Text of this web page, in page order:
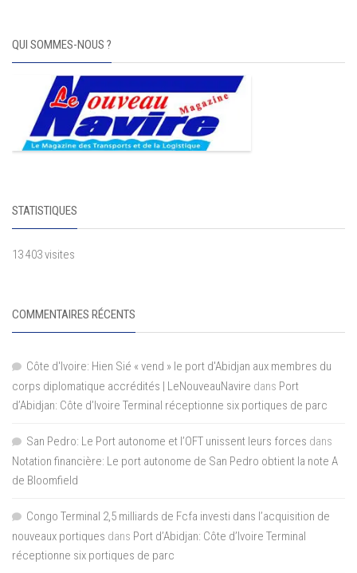
QUI SOMMES-NOUS ?
STATISTIQUES
13 403 visites
COMMENTAIRES RÉCENTS
Côte d'Ivoire: Hien Sié « vend » le port d'Abidjan aux membres du
corps diplomatique accrédités | LeNouveauNavire dans Port
d’Abidjan: Côte d’Ivoire Terminal réceptionne six portiques de parc
San Pedro: Le Port autonome et l’OFT unissent leurs forces dans
Notation financière: Le port autonome de San Pedro obtient la note A
de Bloomfield
Congo Terminal 2,5 milliards de Fcfa investi dans l’acquisition de
nouveaux portiques dans Port d’Abidjan: Côte d’Ivoire Terminal
réceptionne six portiques de parc